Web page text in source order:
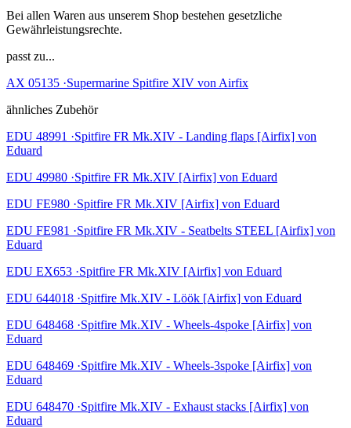
Bei allen Waren aus unserem Shop bestehen gesetzliche
Gewährleistungsrechte.
passt zu...
AX 05135 ·Supermarine Spitfire XIV von Airfix
ähnliches Zubehör
EDU 48991 ·Spitfire FR Mk.XIV - Landing flaps [Airfix] von
Eduard
EDU 49980 ·Spitfire FR Mk.XIV [Airfix] von Eduard
EDU FE980 ·Spitfire FR Mk.XIV [Airfix] von Eduard
EDU FE981 ·Spitfire FR Mk.XIV - Seatbelts STEEL [Airfix] von
Eduard
EDU EX653 ·Spitfire FR Mk.XIV [Airfix] von Eduard
EDU 644018 ·Spitfire Mk.XIV - Löök [Airfix] von Eduard
EDU 648468 ·Spitfire Mk.XIV - Wheels-4spoke [Airfix] von
Eduard
EDU 648469 ·Spitfire Mk.XIV - Wheels-3spoke [Airfix] von
Eduard
EDU 648470 ·Spitfire Mk.XIV - Exhaust stacks [Airfix] von
Eduard